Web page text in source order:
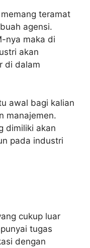
teramat
agensi.
nya maka di
akan
di dalam
awal bagi kalian
manajemen.
dimiliki akan
pada industri
cukup luar
tugas
dengan